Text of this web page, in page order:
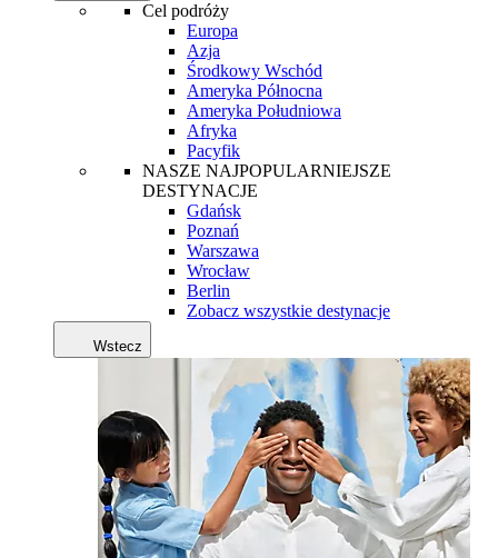
Cel podróży
Europa
Azja
Środkowy Wschód
Ameryka Północna
Ameryka Południowa
Afryka
Pacyfik
NASZE NAJPOPULARNIEJSZE
DESTYNACJE
Gdańsk
Poznań
Warszawa
Wrocław
Berlin
Zobacz wszystkie destynacje
Wstecz